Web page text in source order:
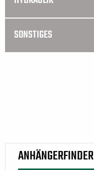
SONSTIGES
ANHÄNGERFINDER